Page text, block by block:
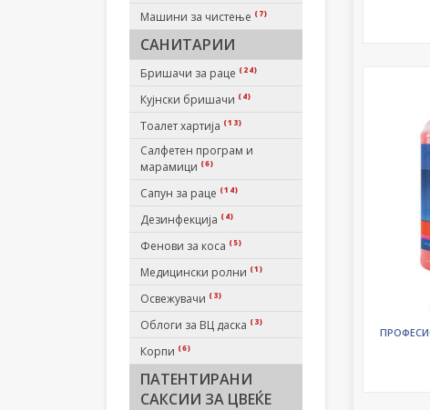
Машини за чистење (7)
САНИТАРИИ
Бришачи за раце (24)
Кујнски бришачи (4)
Тоалет хартија (13)
Салфетен програм и
марамици (6)
Сапун за раце (14)
Дезинфекција (4)
Фенови за коса (5)
Медицински ролни (1)
Освежувачи (3)
Облоги за ВЦ даска (3)
Корпи (6)
ПАТЕНТИРАНИ
САКСИИ ЗА ЦВЕЌЕ